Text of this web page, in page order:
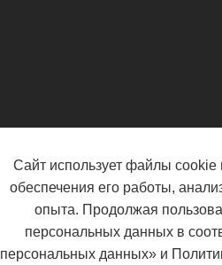
Сайт использует файлы cookie
обеспечения его работы,
опыта. Продолжая
персональных данных в
персональных данных» и